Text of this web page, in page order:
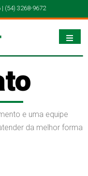
(54) 3268-9672
e uma equipe
da melhor forma